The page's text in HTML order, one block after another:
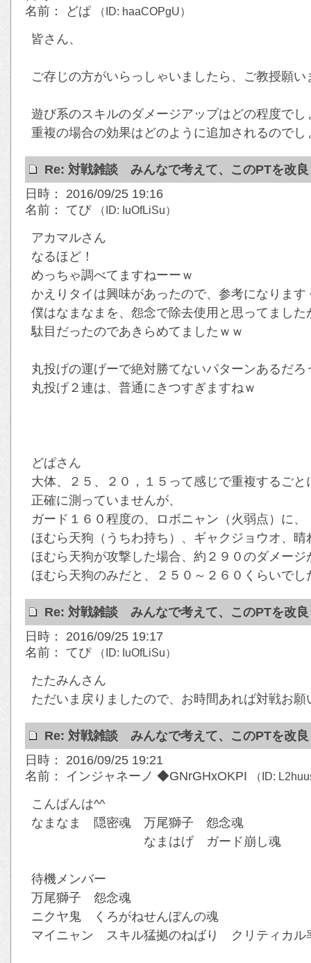
名前： どぱ
（ID: haaCOPgU）
皆さん、
ご存じの方がいらっしゃいましたら、ご教授願い
遊び系のスキルのダメージアップはどの程度でし
重複の場合の効果はどのように追加されるので
Re: 対戦雑談 みんなで考えて、このPTを改
日時： 2016/09/25 19:16
名前： てぴ
（ID: IuOfLiSu）
アカマルさん
なるほど！
めっちゃ調べてますねーーｗ
かえりタイは興味があったので、参考になります
僕はなまなまを、怨念で除去使用と思ってました
駄目だったのであきらめてましたｗｗ
丸投げの運げーで絶対勝てないパターンあるだ
丸投げ２連は、普通にきつすぎますねｗ
どぱさん
大体、２５、２０，１５って感じで重複するご
正確に測っていませんが、
ガード１６０程度の、ロボニャン（火弱点）に、
ほむら天狗（うちわ持ち）、ギャクジョウオ、晴
ほむら天狗が攻撃した場合、約２９０のダメージ
ほむら天狗のみだと、２５０～２６０くらいでし
Re: 対戦雑談 みんなで考えて、このPTを改
日時： 2016/09/25 19:17
名前： てぴ
（ID: IuOfLiSu）
たたみんさん
ただいま戻りましたので、お時間あれば対戦お願
Re: 対戦雑談 みんなで考えて、このPTを改
日時： 2016/09/25 19:21
名前： インジャネーノ ◆GNrGHxOKPI
（ID:
こんばんは^^
なまなま 隠密魂 万尾獅子 怨念魂
なまはげ ガード崩し魂
待機メンバー
万尾獅子 怨念魂
ニクヤ鬼 くろがねせんぼんの魂
マイニャン スキル猛拠のねばり クリティカル